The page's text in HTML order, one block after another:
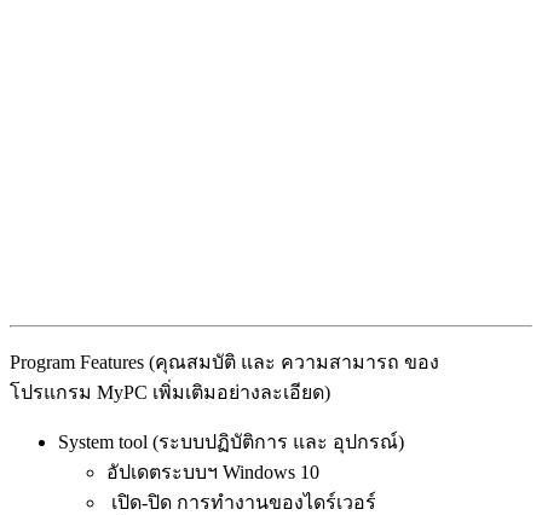
Program Features (คุณสมบัติ และ ความสามารถ ของ
โปรแกรม MyPC เพิ่มเติมอย่างละเอียด)
System tool (ระบบปฏิบัติการ และ อุปกรณ์)
อัปเดตระบบฯ Windows 10
เปิด-ปิด การทำงานของไดร์เวอร์